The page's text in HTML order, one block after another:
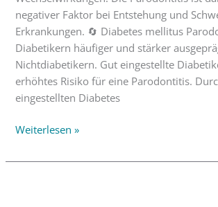
negativer Faktor bei Entstehung und
Erkrankungen. 🔄 Diabetes mellitus
Diabetikern häufiger und stärker
Nichtdiabetikern. Gut eingestellte
erhöhtes Risiko für eine Parodontitis.
eingestellten Diabetes
Weiterlesen »